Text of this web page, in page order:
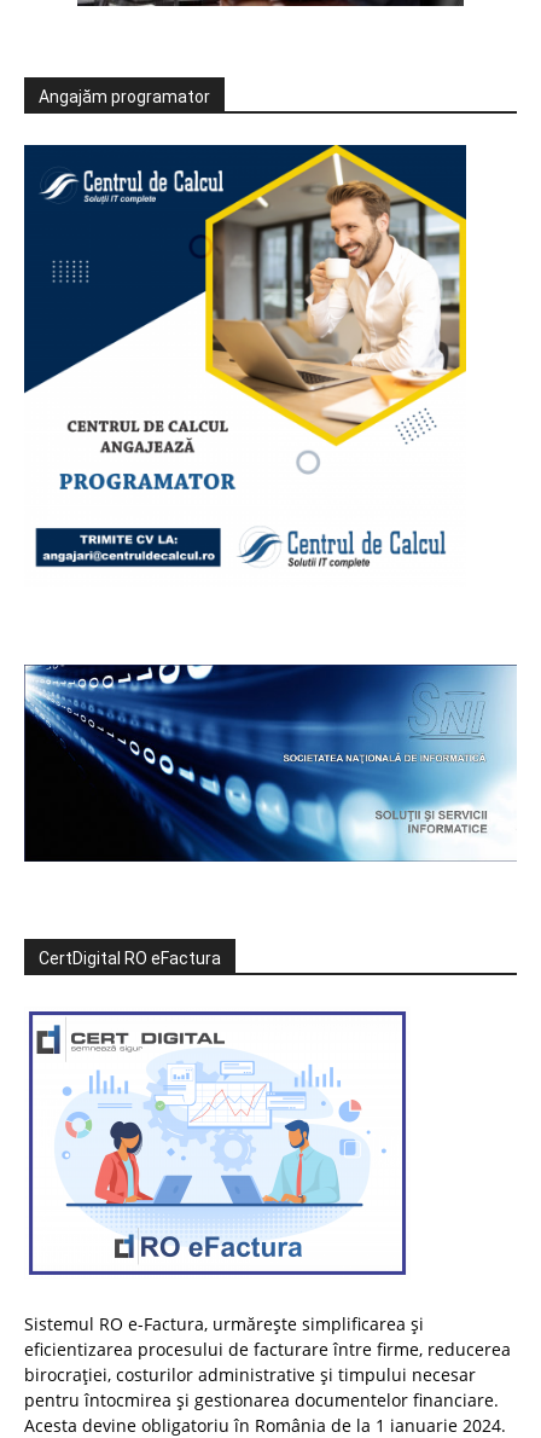
Angajăm programator
CertDigital RO eFactura
Sistemul RO e-Factura, urmărește simplificarea și
eficientizarea procesului de facturare între firme, reducerea
birocrației, costurilor administrative și timpului necesar
pentru întocmirea și gestionarea documentelor financiare.
Acesta devine obligatoriu în România de la 1 ianuarie 2024.